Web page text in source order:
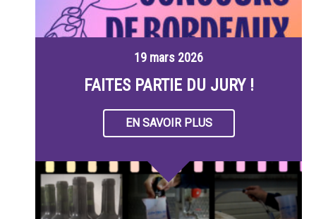
19 mars 2026
FAITES PARTIE DU JURY !
EN SAVOIR PLUS